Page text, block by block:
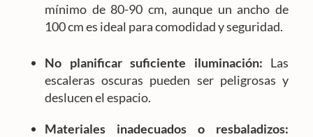
mínimo de 80-90 cm, aunque un ancho de
100 cm es ideal para comodidad y seguridad.
No planificar suficiente iluminación: Las
escaleras oscuras pueden ser peligrosas y
deslucen el espacio.
Materiales inadecuados o resbaladizos: